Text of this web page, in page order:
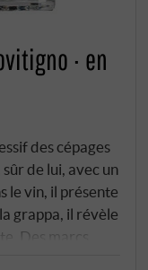
· en
des cépages
de lui, avec un
le vin, il présente
grappa, il révèle
Des marcs
viticoles